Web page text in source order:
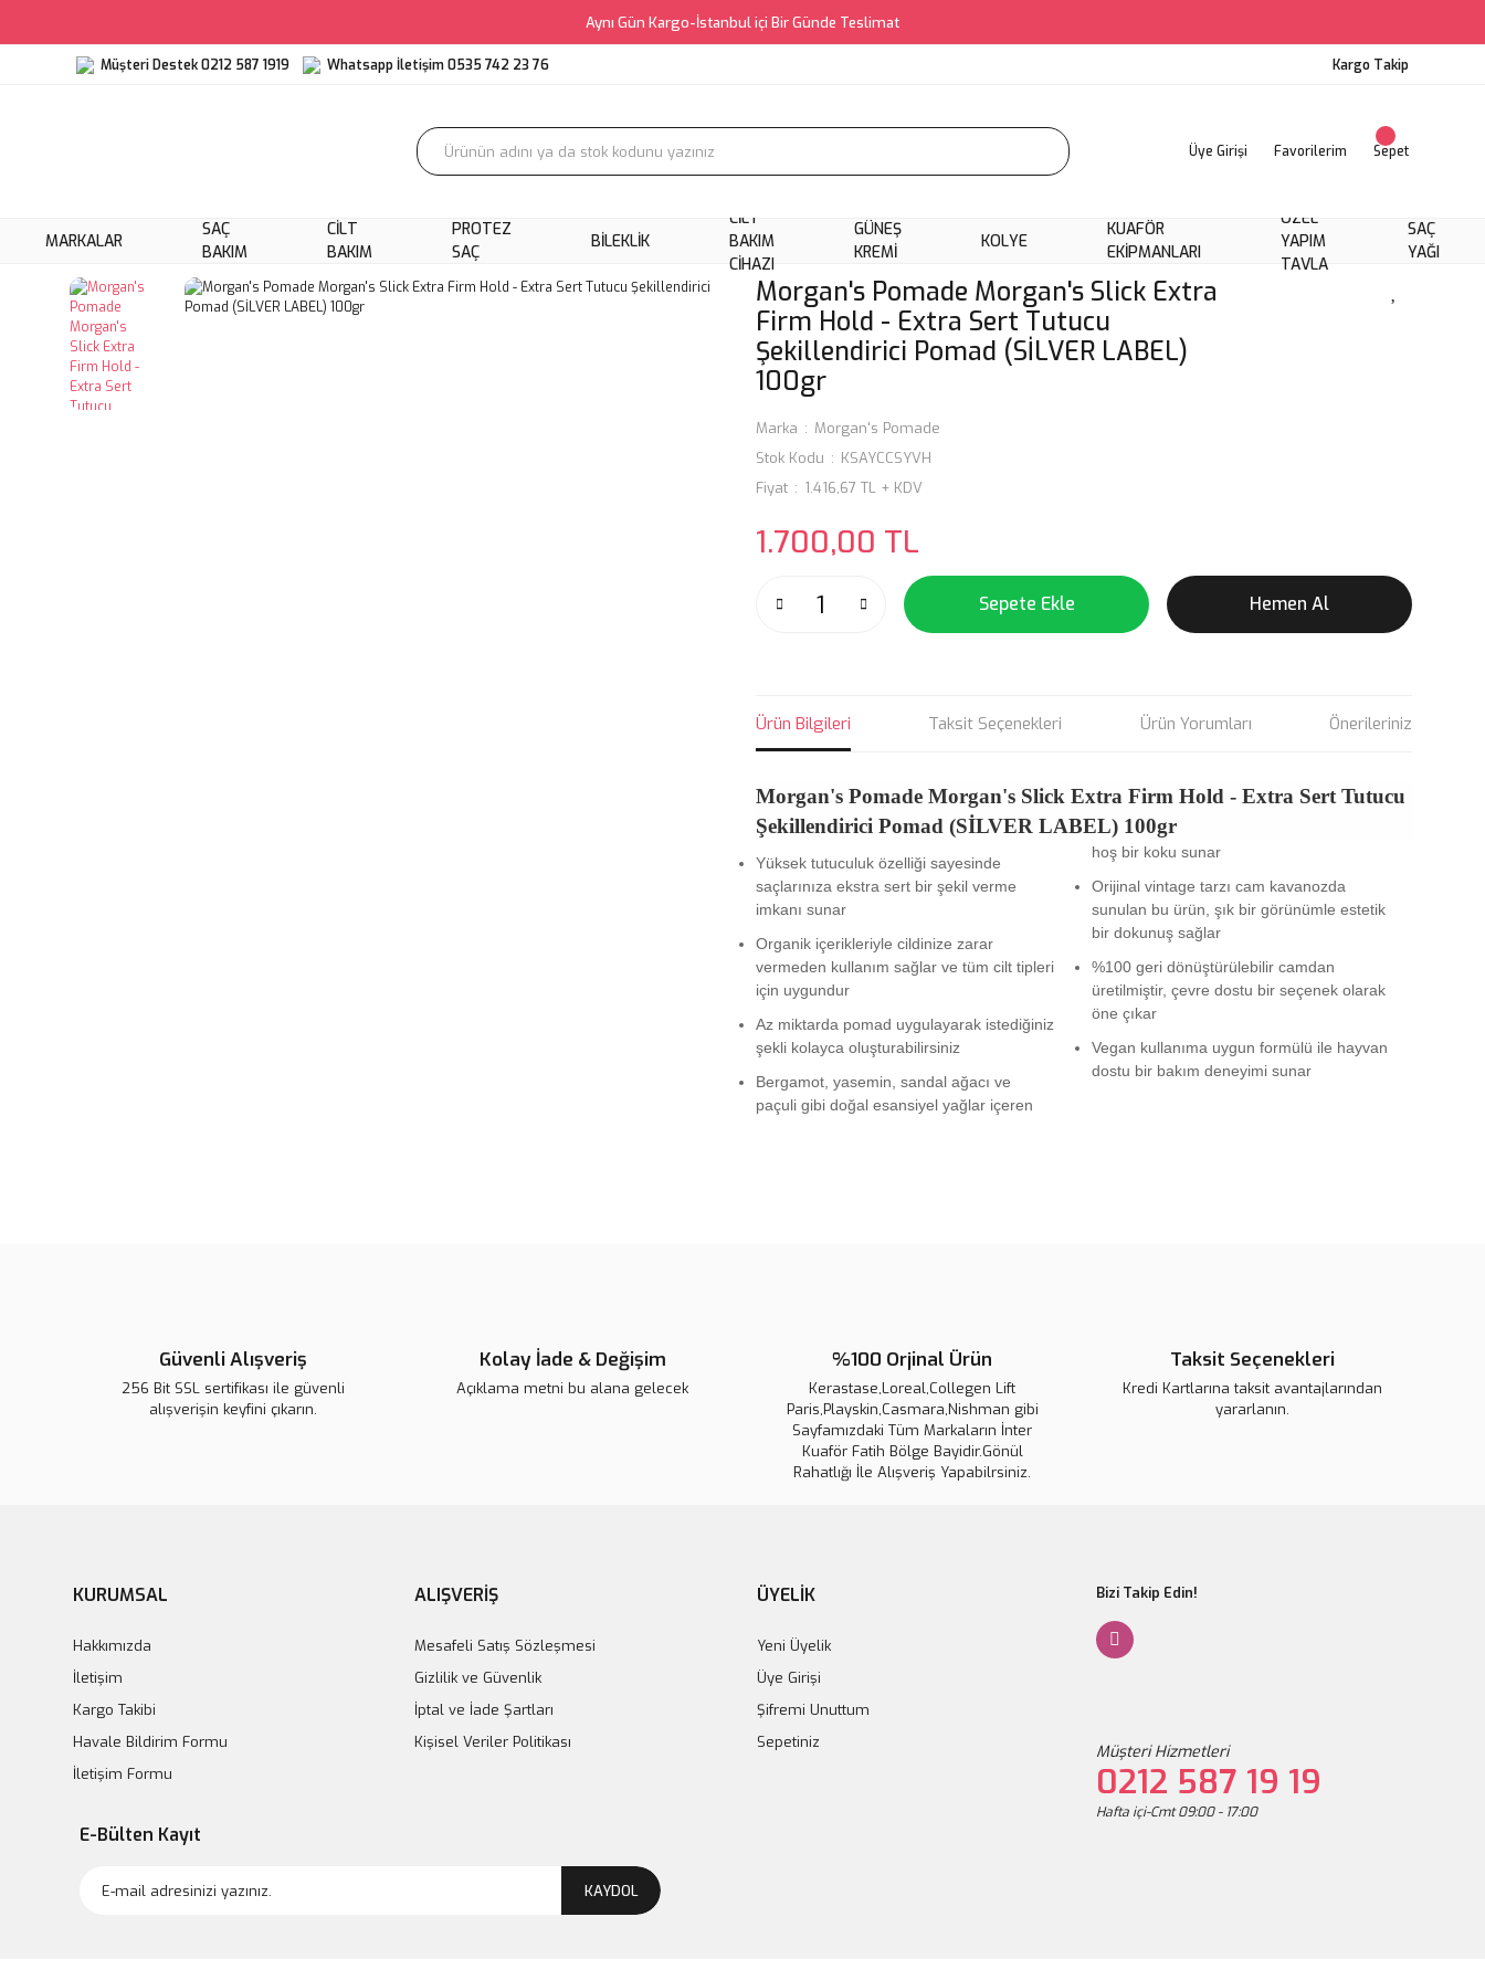
Aynı Gün Kargo-İstanbul içi Bir Günde Teslimat
Müşteri Destek 0212 587 1919 Whatsapp İletişim 0535 742 23 76 Kargo Takip
Üye Girişi Favorilerim Sepet
MARKALAR
SAÇ
BAKIM
CILT
BAKIM
PROTEZ
SAÇ
BILEKLIK
CILT
BAKIM
CIHAZI
GÜNEŞ
KREMI
KOLYE
KUAFÖR
EKIPMANLARI
ÖZEL
YAPIM
TAVLA
SAÇ
YAĞI
Morgan's Pomade Morgan's Slick Extra
Firm Hold - Extra Sert Tutucu
Şekillendirici Pomad (SİLVER LABEL)
100gr
Marka
Morgan's Pomade
Stok Kodu
KSAYCCSYVH
Fiyat
1.416,67 TL + KDV
1.700,00 TL
Sepete Ekle Hemen Al
Ürün Bilgileri Taksit Seçenekleri Ürün Yorumları Önerileriniz
Morgan's Pomade Morgan's Slick Extra Firm Hold - Extra Sert Tutucu
Şekillendirici Pomad (SİLVER LABEL) 100gr
Yüksek tutuculuk özelliği sayesinde
saçlarınıza ekstra sert bir şekil verme
imkanı sunar
Organik içerikleriyle cildinize zarar
vermeden kullanım sağlar ve tüm cilt tipleri
için uygundur
Az miktarda pomad uygulayarak istediğiniz
şekli kolayca oluşturabilirsiniz
Bergamot, yasemin, sandal ağacı ve
paçuli gibi doğal esansiyel yağlar içeren
hoş bir koku sunar
Orijinal vintage tarzı cam kavanozda
sunulan bu ürün, şık bir görünümle estetik
bir dokunuş sağlar
%100 geri dönüştürülebilir camdan
üretilmiştir, çevre dostu bir seçenek olarak
öne çıkar
Vegan kullanıma uygun formülü ile hayvan
dostu bir bakım deneyimi sunar
Ürün bilgilerinde hatalar bulunuyor.
Ürün fiyatı diğer sitelerden daha pahalı.
Bu ürüne benzer farklı alternatifler olmalı.
Güvenli Alışveriş
256 Bit SSL sertifikası ile güvenli
alışverişin keyfini çıkarın.
Kolay İade & Değişim
Açıklama metni bu alana gelecek
%100 Orjinal Ürün
Kerastase,Loreal,Collegen Lift
Paris,Playskin,Casmara,Nishman gibi
Sayfamızdaki Tüm Markaların İnter
Kuaför Fatih Bölge Bayidir.Gönül
Rahatlığı İle Alışveriş Yapabilrsiniz.
Taksit Seçenekleri
Kredi Kartlarına taksit avantajlarından
yararlanın.
KURUMSAL
Hakkımızda
İletişim
Kargo Takibi
Havale Bildirim Formu
İletişim Formu
ALIŞVERİŞ
Mesafeli Satış Sözleşmesi
Gizlilik ve Güvenlik
İptal ve İade Şartları
Kişisel Veriler Politikası
ÜYELİK
Yeni Üyelik
Üye Girişi
Şifremi Unuttum
Sepetiniz
Bizi Takip Edin!
Müşteri Hizmetleri
0212 587 19 19
Hafta içi-Cmt 09:00 - 17:00
E-Bülten Kayıt
KAYDOL